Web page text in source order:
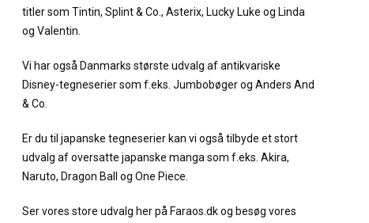
titler som Tintin, Splint & Co., Asterix, Lucky Luke og Linda
og Valentin.
Vi har også Danmarks største udvalg af antikvariske
Disney-tegneserier som f.eks. Jumbobøger og Anders And
& Co.
Er du til japanske tegneserier kan vi også tilbyde et stort
udvalg af oversatte japanske manga som f.eks. Akira,
Naruto, Dragon Ball og One Piece.
Ser vores store udvalg her på Faraos.dk og besøg vores